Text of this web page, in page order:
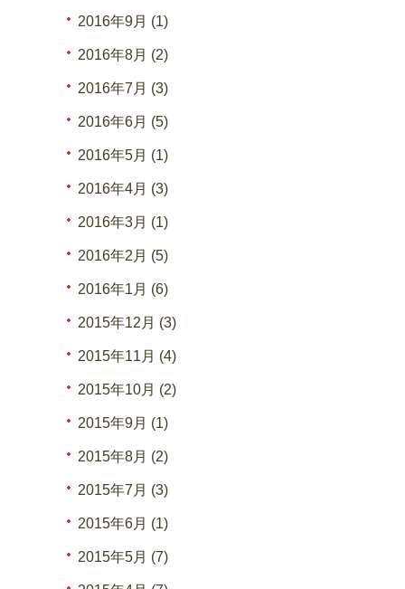
2016年9月 (1)
2016年8月 (2)
2016年7月 (3)
2016年6月 (5)
2016年5月 (1)
2016年4月 (3)
2016年3月 (1)
2016年2月 (5)
2016年1月 (6)
2015年12月 (3)
2015年11月 (4)
2015年10月 (2)
2015年9月 (1)
2015年8月 (2)
2015年7月 (3)
2015年6月 (1)
2015年5月 (7)